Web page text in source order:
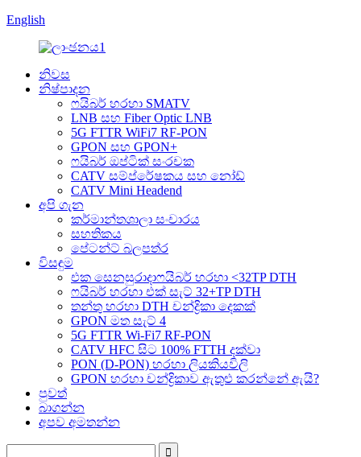
English
නිවස
නිෂ්පාදන
ෆයිබර් හරහා SMATV
LNB සහ Fiber Optic LNB
5G FTTR WiFi7 RF-PON
GPON සහ GPON+
ෆයිබර් ඔප්ටික් සංරචක
CATV සම්ප්රේෂකය සහ නෝඩ්
CATV Mini Headend
අපි ගැන
කර්මාන්තශාලා සංචාරය
සහතිකය
පේටන්ට් බලපත්ර
විසඳුම
එක සෙනසුරාදාෆයිබර් හරහා <32TP DTH
ෆයිබර් හරහා එක් සැට් 32+TP DTH
තන්තු හරහා DTH චන්ද්‍රිකා දෙකක්
GPON මත සැට් 4
5G FTTR Wi-Fi7 RF-PON
CATV HFC සිට 100% FTTH දක්වා
PON (D-PON) හරහා ලියකියවිලි
GPON හරහා චන්ද්‍රිකාව ඇතුළු කරන්නේ ඇයි?
පුවත්
බාගන්න
අපව අමතන්න